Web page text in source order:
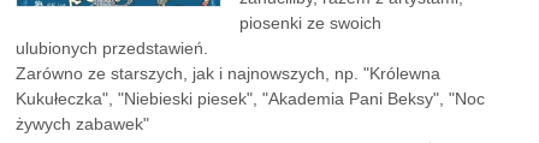
piosenki ze swoich
ulubionych przedstawień.
Zarówno ze starszych, jak i najnowszych, np. "Królewna
Kukułeczka", "Niebieski piesek", "Akademia Pani Beksy", "Noc
żywych zabawek"